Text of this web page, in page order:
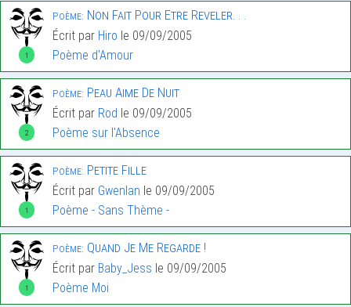
1
Poème: Non Fait Pour Etre Reveler. . .
Écrit par Hiro le 09/09/2005
Poème d'Amour
2
Poème: Peau Aime De Nuit
Écrit par Rod le 09/09/2005
Poème sur l'Absence
1
Poème: Petite Fille
Écrit par Gwenlan le 09/09/2005
Poème - Sans Thème -
1
Poème: Quand Je Me Regarde !
Écrit par Baby_Jess le 09/09/2005
Poème Moi